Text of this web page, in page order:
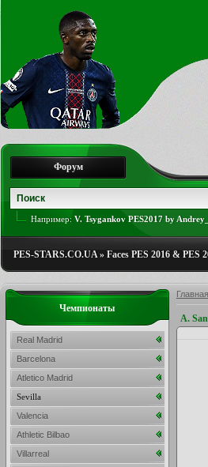
Форум
Например: V. Tsygankov PES2017 by
PES-STARS.CO.UA» Faces PES 2016 & PES
Главная
A.
Чемпионаты
Real Madrid
Barcelona
Atletico Madrid
Sevilla
Valencia
Athletic Bilbao
Villarreal